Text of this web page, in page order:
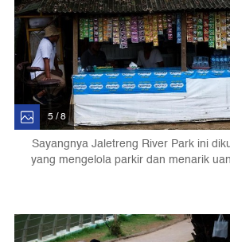
5 / 8
Sayangnya Jaletreng River Park ini
yang mengelola parkir dan menarik